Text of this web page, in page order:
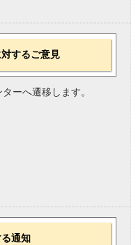
するご意見
ーへ遷移します。
通知